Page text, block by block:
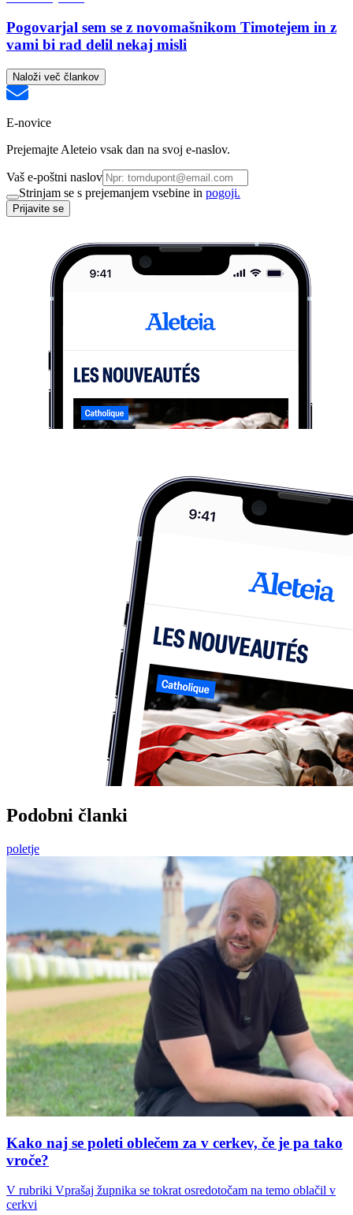
Pogovarjal sem se z novomašnikom Timotejem in z
vami bi rad delil nekaj misli
Naloži več člankov
E-novice
Prejemajte Aleteio vsak dan na svoj e-naslov.
Vaš e-poštni naslov
Strinjam se s prejemanjem vsebine in pogoji.
Prijavite se
Podobni članki
poletje
Kako naj se poleti oblečem za v cerkev, če je pa tako
vroče?
V rubriki Vprašaj župnika se tokrat osredotočam na temo oblačil v
cerkvi